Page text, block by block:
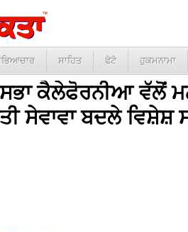
ਸਾਹਿਤ ਫੋਟੋ ਹੁਕਮਨਾਮਾ
ਸਭਾ ਕੈਲੇਫੋਰਨੀਆ ਵੱਲੋਂ
ਸੇਵਾਵਾ ਬਦਲੇ ਵਿਸ਼ੇਸ਼